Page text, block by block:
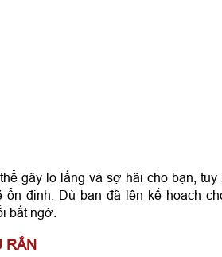
gây lo lắng và sợ hãi cho bạn,
ổn định. Dù bạn đã lên kế hoạch
bất ngờ.
RẮN